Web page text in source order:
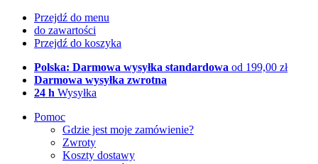
Przejdź do menu
do zawartości
Przejdź do koszyka
Polska: Darmowa wysyłka standardowa od 199,00 zł
Darmowa wysyłka zwrotna
24 h Wysyłka
Pomoc
Gdzie jest moje zamówienie?
Zwroty
Koszty dostawy